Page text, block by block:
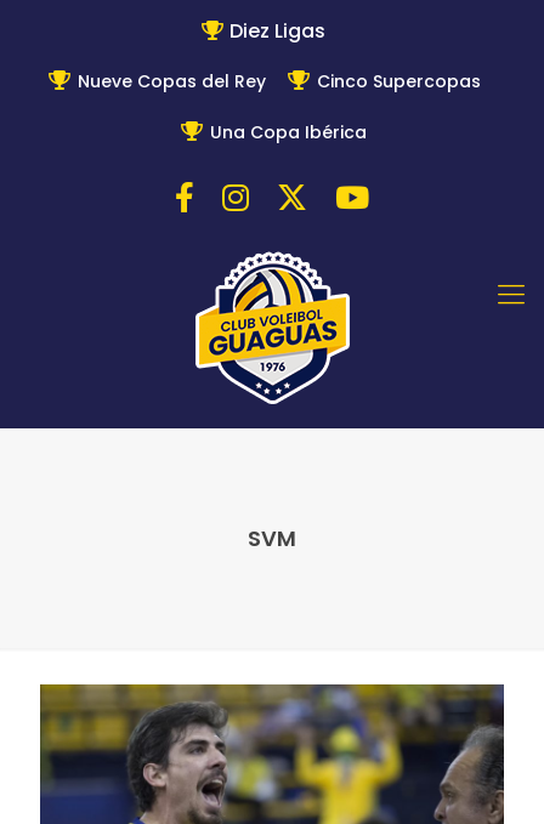
Diez Ligas
Nueve Copas del Rey Cinco Supercopas
Una Copa Ibérica
SVM